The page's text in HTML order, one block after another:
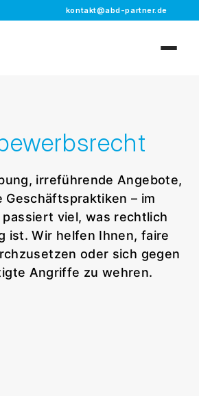
kontakt@abd-partner.de
irreführende Angebote,
Geschäftspraktiken – im
viel, was rechtlich
ist. Wir helfen Ihnen, faire
oder sich gegen
Angriffe zu wehren.